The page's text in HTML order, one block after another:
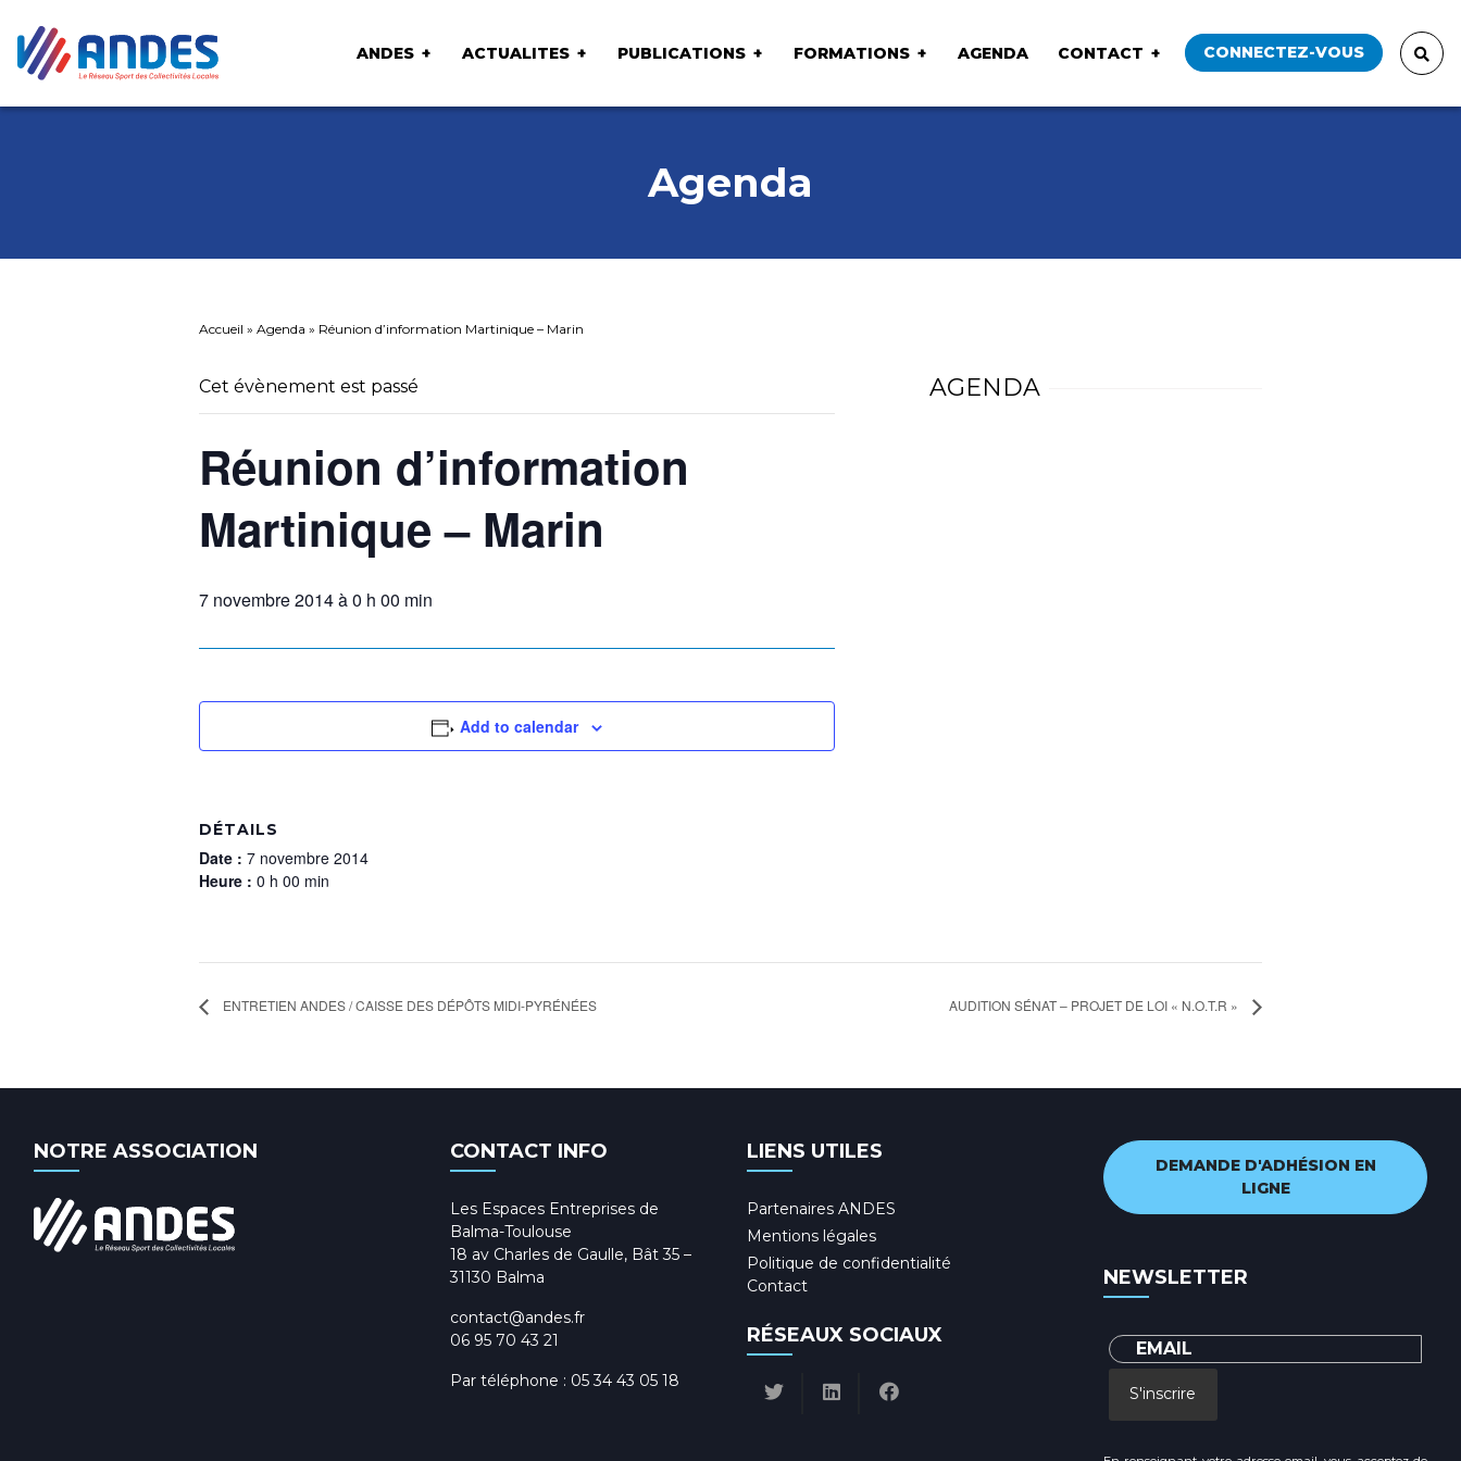
ANDES ACTUALITES PUBLICATIONS FORMATIONS AGENDA CONTACT CONNECTEZ-VOUS
Agenda
Accueil » Agenda » Réunion d’information Martinique – Marin
Cet évènement est passé
Réunion d’information
Martinique – Marin
7 novembre 2014 à 0 h 00 min
Add to calendar
DÉTAILS
Date : 7 novembre 2014
Heure : 0 h 00 min
AGENDA
ENTRETIEN ANDES / CAISSE DES DÉPÔTS MIDI-PYRÉNÉES AUDITION SÉNAT – PROJET DE LOI « N.O.T.R »
NOTRE ASSOCIATION CONTACT INFO
Les Espaces Entreprises de
Balma-Toulouse
18 av Charles de Gaulle, Bât 35 –
31130 Balma
contact@andes.fr
06 95 70 43 21
Par téléphone : 05 34 43 05 18
LIENS UTILES
Partenaires ANDES
Mentions légales
Politique de confidentialité
Contact
RÉSEAUX SOCIAUX
DEMANDE D'ADHÉSION EN
LIGNE
NEWSLETTER
S'inscrire